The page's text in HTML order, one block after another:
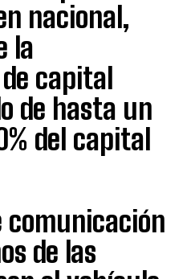
nacional,
la
capital
de hasta un
del capital
comunicación
de las